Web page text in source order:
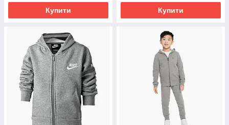
Купити Купити